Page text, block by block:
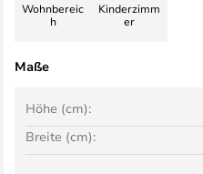
Wohnbereic
h
Kinderzimm
er
Maße
Breite (cm):
Höhe (cm):